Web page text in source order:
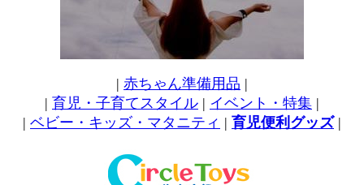
| 赤ちゃん準備用品 |
| 育児・子育てスタイル | イベント・特集 |
| ベビー・キッズ・マタニティ | 育児便利グッズ|